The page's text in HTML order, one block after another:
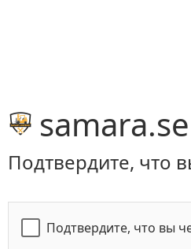
Подтвердите, что
Подтвердите, что вы